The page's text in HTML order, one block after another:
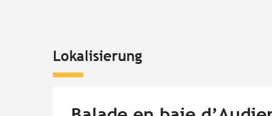
Lokalisierung